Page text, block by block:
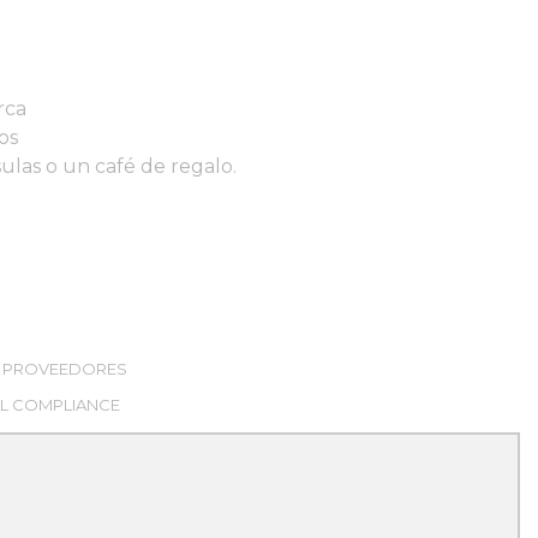
o un café de regalo.
PROVEEDORES
COMPLIANCE